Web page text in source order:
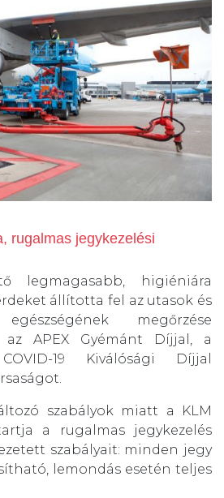
rugalmas jegykezelési
legmagasabb, higiéniára
állította fel az utasok és
megőrzése
az APEX Gyémánt Díjjal, a
19 Kiválósági Díjjal
szabályok miatt a KLM
a rugalmas jegykezelés
szabályait: minden jegy
lemondás esetén teljes